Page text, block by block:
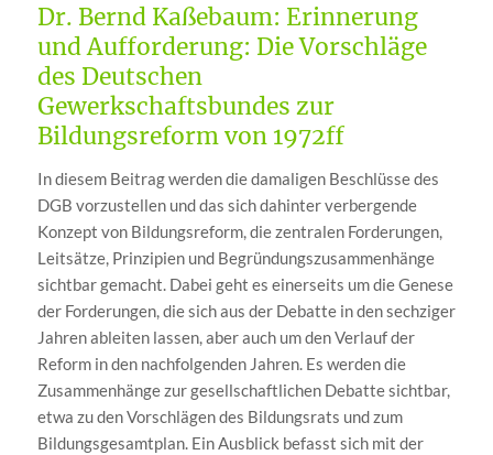
Dr. Bernd Kaßebaum: Erinnerung
und Aufforderung: Die Vorschläge
des Deutschen
Gewerkschaftsbundes zur
Bildungsreform von 1972ff
In diesem Beitrag werden die damaligen Beschlüsse des
DGB vorzustellen und das sich dahinter verbergende
Konzept von Bildungsreform, die zentralen Forderungen,
Leitsätze, Prinzipien und Begründungszusammenhänge
sichtbar gemacht. Dabei geht es einerseits um die Genese
der Forderungen, die sich aus der Debatte in den sechziger
Jahren ableiten lassen, aber auch um den Verlauf der
Reform in den nachfolgenden Jahren. Es werden die
Zusammenhänge zur gesellschaftlichen Debatte sichtbar,
etwa zu den Vorschlägen des Bildungsrats und zum
Bildungsgesamtplan. Ein Ausblick befasst sich mit der